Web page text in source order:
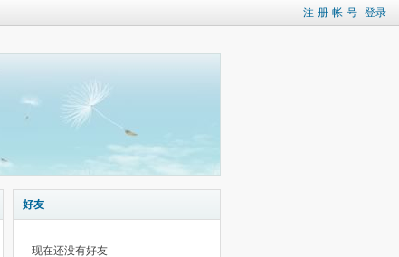
注-册-帐-号 登录
好友
现在还没有好友